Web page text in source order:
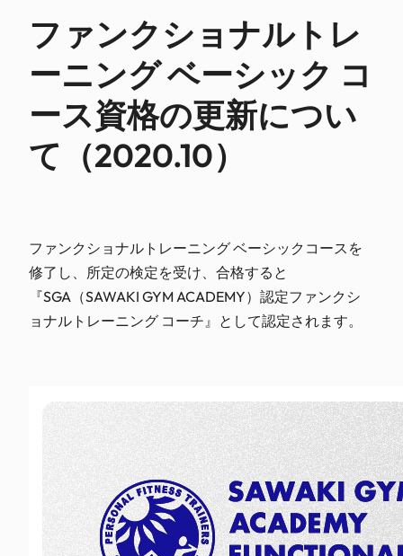
ファンクショナルトレ
ーニング ベーシック コ
ース資格の更新につい
て（2020.10）
ファンクショナルトレーニング ベーシックコースを
修了し、所定の検定を受け、合格すると
『SGA（SAWAKI GYM ACADEMY）認定ファンクシ
ョナルトレーニング コーチ』として認定されます。